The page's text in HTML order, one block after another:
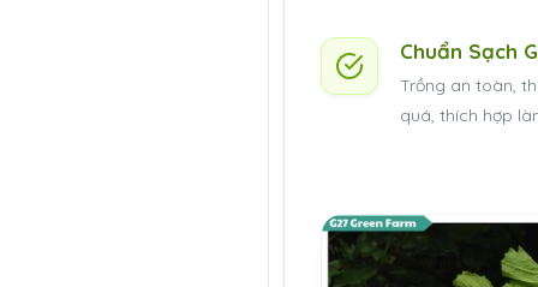
Chuẩn Sạch
Trồng an toàn,
quá, thích hợp